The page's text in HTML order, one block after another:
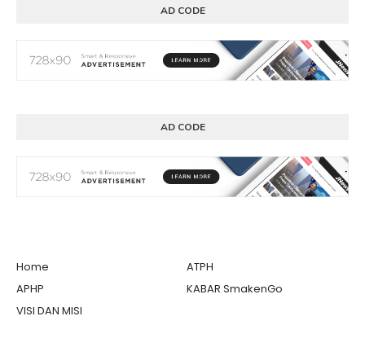
AD CODE
AD CODE
Home
ATPH
APHP
KABAR SmakenGo
VISI DAN MISI